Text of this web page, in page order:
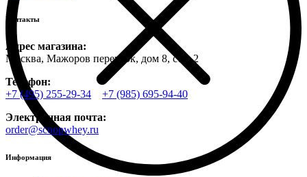
Контакты
Адрес магазина:
Москва, Мажоров переулок, дом 8, стр. 2
Телефон:
+7 (495) 255-29-34
+7 (985) 695-94-40
Электронная почта:
order@scoopwhey.ru
Информация